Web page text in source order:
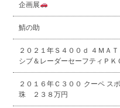
企画展
鯖の助
２０２１年Ｓ４００ｄ ４ＭＡ
シブ＆レーダーセーフティＰ
２０１６年Ｃ３００ クーペ
珠 ２３８万円